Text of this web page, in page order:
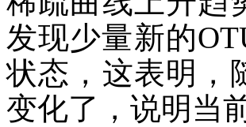
发现少量新的
状态，这表明，
变化了，说明当